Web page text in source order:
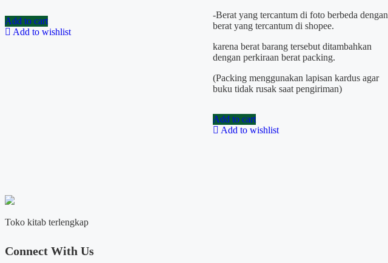
Add to cart
Add to wishlist
-Berat yang tercantum di foto berbeda dengan
berat yang tercantum di shopee.
karena berat barang tersebut ditambahkan
dengan perkiraan berat packing.
(Packing menggunakan lapisan kardus agar
buku tidak rusak saat pengiriman)
Add to cart
Add to wishlist
Toko kitab terlengkap
Connect With Us